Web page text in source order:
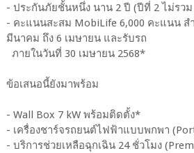
- ประกันภัยชั้นหนึ่ง นาน 2 ปี (ปีที่ 2 ไม่รว
- คะแนนสะสม MobiLife 6,000 คะแนน ส
มีนาคม ถึง 6 เมษายน และรับรถ
ภายในวันที่ 30 เมษายน 2568*
ข้อเสนอนี้ยังมาพร้อม
- Wall Box 7 kW พร้อมติดตั้ง*
- เครื่องชาร์จรถยนต์ไฟฟ้าแบบพกพา
- บริการช่วยเหลือฉุกเฉิน 24 ชั่วโมง